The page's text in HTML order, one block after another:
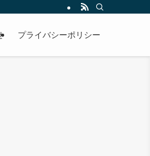
プライバシーポリシー